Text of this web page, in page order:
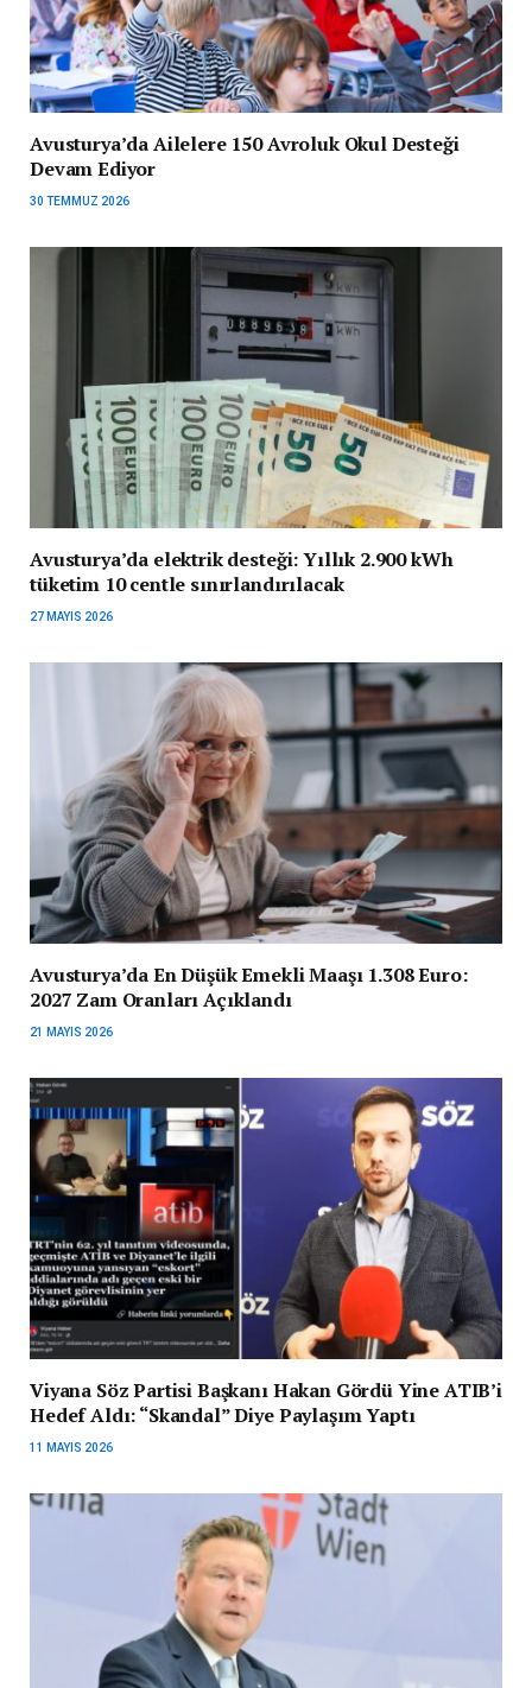
Avusturya’da Ailelere 150 Avroluk Okul Desteği
Devam Ediyor
30 TEMMUZ 2026
Avusturya’da elektrik desteği: Yıllık 2.900 kWh
tüketim 10 centle sınırlandırılacak
27 MAYIS 2026
Avusturya’da En Düşük Emekli Maaşı 1.308 Euro:
2027 Zam Oranları Açıklandı
21 MAYIS 2026
Viyana Söz Partisi Başkanı Hakan Gördü Yine ATIB’i
Hedef Aldı: “Skandal” Diye Paylaşım Yaptı
11 MAYIS 2026